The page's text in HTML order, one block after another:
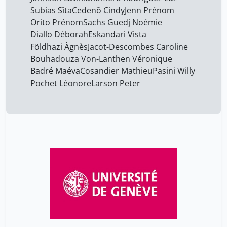
Jean. Willemin
Jenn Prénom
Johnson Lavinia
Knutsen Elinor
Kraus Cynthia 14
Larson Peter
Muster Caïtucoli Joëlle
Nyx Prénom
Subias SîtaCedenõ CindyJenn Prénom
Orito PrénomSachs Guedj Noémie
Diallo DéborahEskandari Vista
Földhazi ÀgnèsJacot-Descombes Caroline
Bouhadouza Von-Lanthen Véronique
Badré MaévaCosandier MathieuPasini Willy
Pochet LéonoreLarson Peter